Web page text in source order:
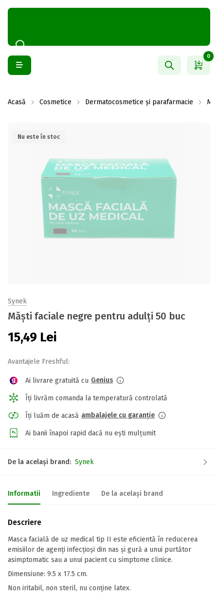
0
Acasă Cosmetice Dermatocosmetice și parafarmacie
Nu este în stoc
Synek
Măști faciale negre pentru adulți 50 buc
15,49 Lei
Avantajele Freshful:
Ai livrare gratuită cu Genius
Îți livrăm comanda la temperatură controlată
Îți luăm de acasă ambalajele cu garanție
Ai banii înapoi rapid dacă nu ești mulțumit
De la același brand: Synek
Informatii Ingrediente De la același brand
Descriere
Masca facială de uz medical tip II este eficientă în reducerea
emisiilor de agenți infecțioși din nas și gură a unui purtător
asimptomatic sau a unui pacient cu simptome clinice.
Dimensiune: 9.5 x 17.5 cm.
Non iritabil, non steril, nu conține latex.